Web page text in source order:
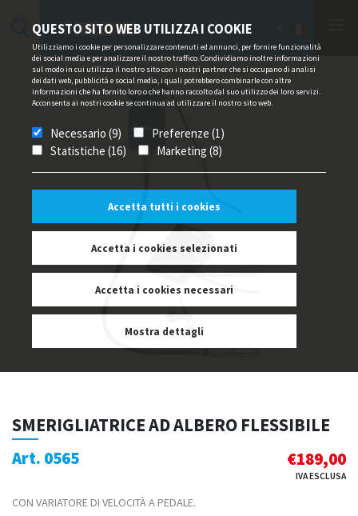
QUESTO SITO WEB UTILIZZA I COOKIE
Utilizziamo i cookie per personalizzare contenuti ed annunci, per fornire funzionalità
dei social media e per analizzare il nostro traffico. Condividiamo inoltre informazioni
sul modo in cui utilizza il nostro sito con i nostri partner che si occupano di analisi
dei dati web, pubblicità e social media, i quali potrebbero combinarle con altre
informazioni che ha fornito loro o che hanno raccolto dal suo utilizzo dei loro servizi.
Acconsenta ai nostri cookie se continua ad utilizzare il nostro sito web.
Necessario (9)
Preferenze (1)
Statistiche (16)
Marketing (8)
Accetta tutti i cookies
Accetta i cookies selezionati
Accetta i cookies necessari
Mostra dettagli
SMERIGLIATRICE AD ALBERO FLESSIBILE
Art. 0565 €189,00
IVA ESCLUSA
CON VARIATORE DI VELOCITÀ A PEDALE.